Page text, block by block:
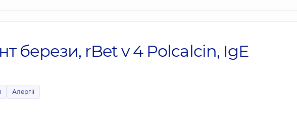
берези, rBet v 4 Polcalcin, IgE
Алергії